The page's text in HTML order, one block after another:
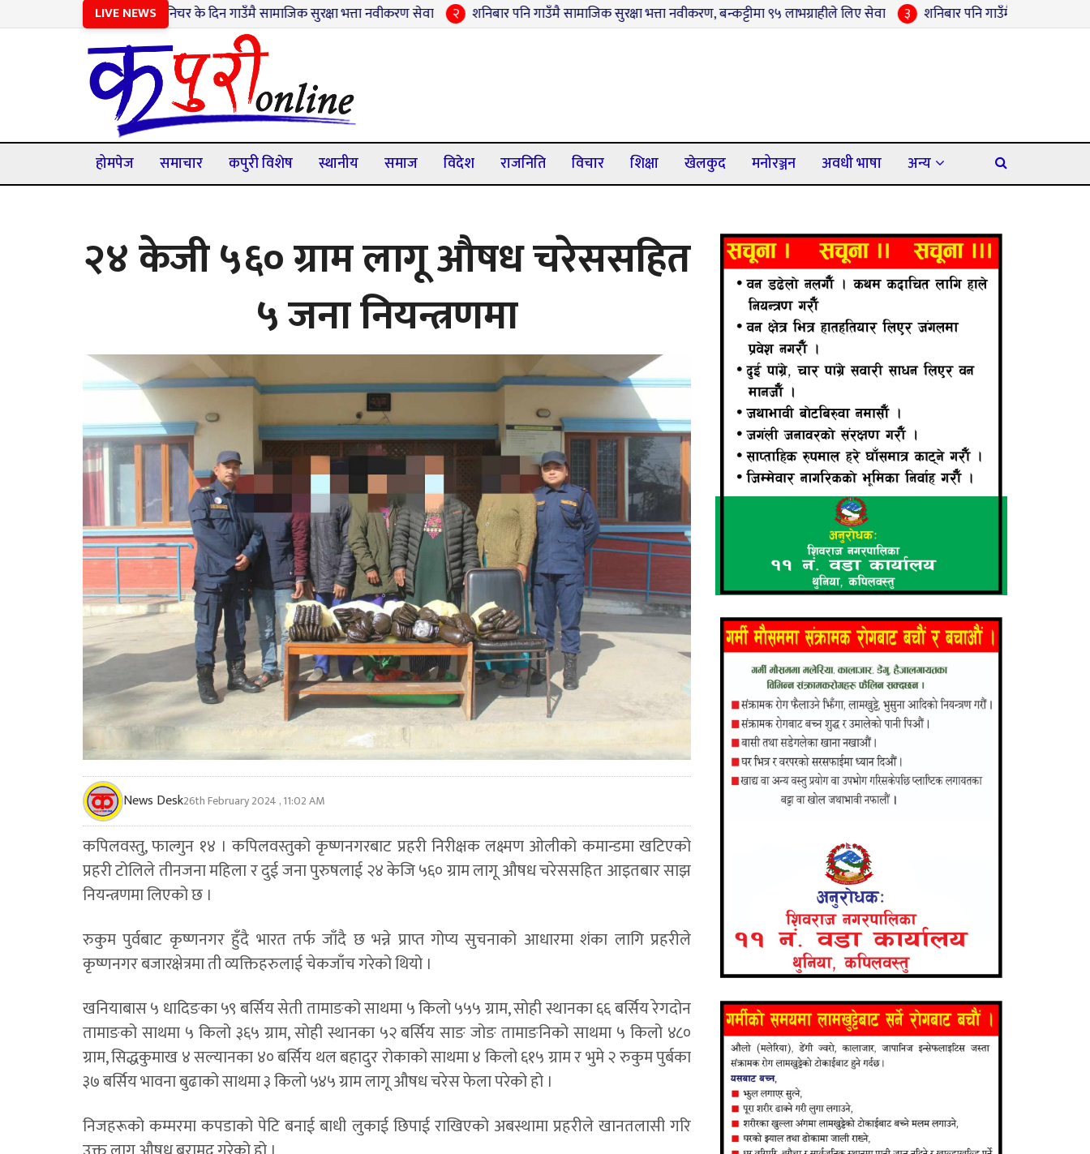
LIVE NEWS
शनिचर के दिन गाउँमै सामाजिक सुरक्षा भत्ता नवीकरण सेवा २ शनिबार पनि गाउँमै सामाजिक सुरक्षा भत्ता नवीकरण, बन्कट्टीमा ९५ लाभग्राहीले लिए सेवा ३ शनिबार पनि गाउँमै सामाजिक सुरक्षा भत्ता नवीकरण
होमपेज समाचार कपुरी विशेष स्थानीय समाज विदेश राजनिति विचार शिक्षा खेलकुद मनोरञ्जन अवधी भाषा अन्य
२४ केजी ५६० ग्राम लागू औषध चरेससहित
५ जना नियन्त्रणमा
News Desk26th February 2024 , 11:02 AM
कपिलवस्तु, फाल्गुन १४ । कपिलवस्तुको कृष्णनगरबाट प्रहरी निरीक्षक लक्ष्मण ओलीको कमान्डमा खटिएको
प्रहरी टोलिले तीनजना महिला र दुई जना पुरुषलाई २४ केजि ५६० ग्राम लागू औषध चरेससहित आइतबार साझ
नियन्त्रणमा लिएको छ ।
रुकुम पुर्वबाट कृष्णनगर हुँदै भारत तर्फ जाँदै छ भन्ने प्राप्त गोप्य सुचनाको आधारमा शंका लागि प्रहरीले
कृष्णनगर बजारक्षेत्रमा ती व्यक्तिहरुलाई चेकजाँच गरेको थियो ।
खनियाबास ५ धादिङका ५९ बर्सिय सेती तामाङको साथमा ५ किलो ५५५ ग्राम, सोही स्थानका ६६ बर्सिय रेगदोन
तामाङको साथमा ५ किलो ३६५ ग्राम, सोही स्थानका ५२ बर्सिय साङ जोङ तामाङनिको साथमा ५ किलो ४८०
ग्राम, सिद्धकुमाख ४ सल्यानका ४० बर्सिय थल बहादुर रोकाको साथमा ४ किलो ६१५ ग्राम र भुमे २ रुकुम पुर्बका
३७ बर्सिय भावना बुढाको साथमा ३ किलो ५४५ ग्राम लागू औषध चरेस फेला परेको हो ।
निजहरूको कम्मरमा कपडाको पेटि बनाई बाधी लुकाई छिपाई राखिएको अबस्थामा प्रहरीले खानतलासी गरि